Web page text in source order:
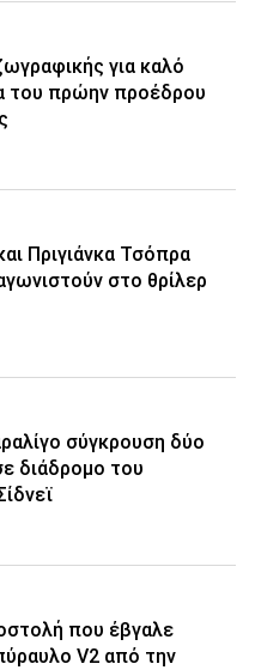
για καλό
του πρώην προέδρου
Πριγιάνκα Τσόπρα
στο θρίλερ
σύγκρουση δύο
διάδρομο του
που έβγαλε
V2 από την